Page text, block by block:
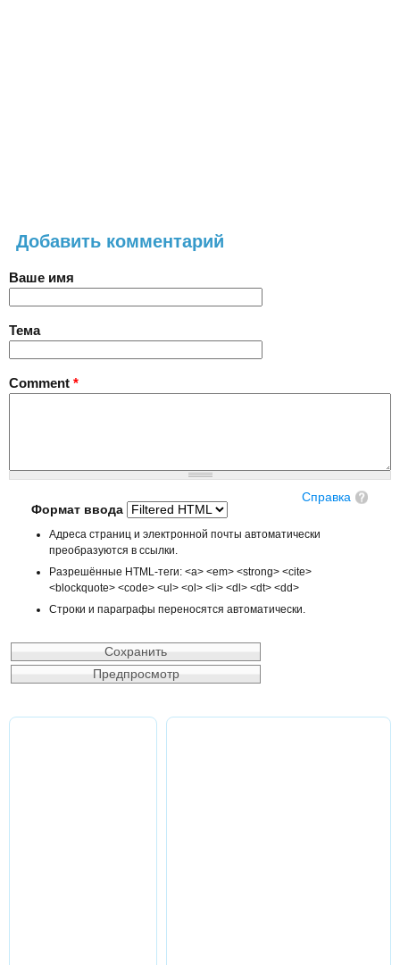
Добавить комментарий
Ваше имя
Тема
Comment *
Справка
Формат ввода
Адреса страниц и электронной почты автоматически
преобразуются в ссылки.
Разрешённые HTML-теги: <a> <em> <strong> <cite>
<blockquote> <code> <ul> <ol> <li> <dl> <dt> <dd>
Строки и параграфы переносятся автоматически.